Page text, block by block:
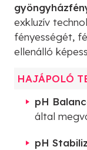
exkluzív
fényességét,
ellenálló
HAJÁPOLÓ
pH
által
pH